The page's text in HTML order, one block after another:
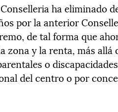
ha eliminado
por la anterior
de tal forma que
zona y la renta, más allá
o
del centro o por